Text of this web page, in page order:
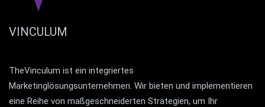
VINCULUM
TheVinculum ist ein integriertes
Marketinglösungsunternehmen. Wir bieten und implementieren
eine Reihe von maßgeschneiderten Strategien, um Ihr